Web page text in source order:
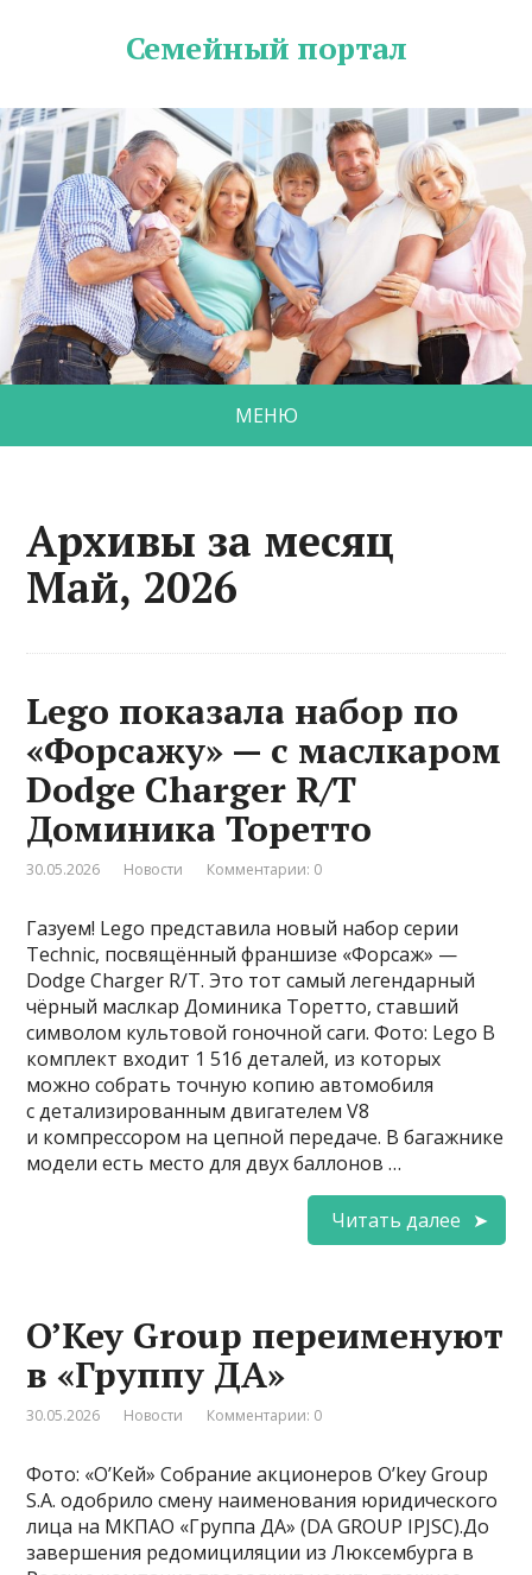
Семейный портал
МЕНЮ
Архивы за месяц
Май, 2026
Lego показала набор по
«Форсажу» — с маслкаром
Dodge Charger R/T
Доминика Торетто
30.05.2026 Новости Комментарии: 0
Газуем! Lego представила новый набор серии
Technic, посвящённый франшизе «Форсаж» —
Dodge Charger R/T. Это тот самый легендарный
чёрный маслкар Доминика Торетто, ставший
символом культовой гоночной саги. Фото: Lego В
комплект входит 1 516 деталей, из которых
можно собрать точную копию автомобиля
с детализированным двигателем V8
и компрессором на цепной передаче. В багажнике
модели есть место для двух баллонов …
Читать далее
O’Key Group переименуют
в «Группу ДА»
30.05.2026 Новости Комментарии: 0
Фото: «О’Кей» Собрание акционеров O’key Group
S.A. одобрило смену наименования юридического
лица на МКПАО «Группа ДА» (DA GROUP IPJSC).До
завершения редомициляции из Люксембурга в